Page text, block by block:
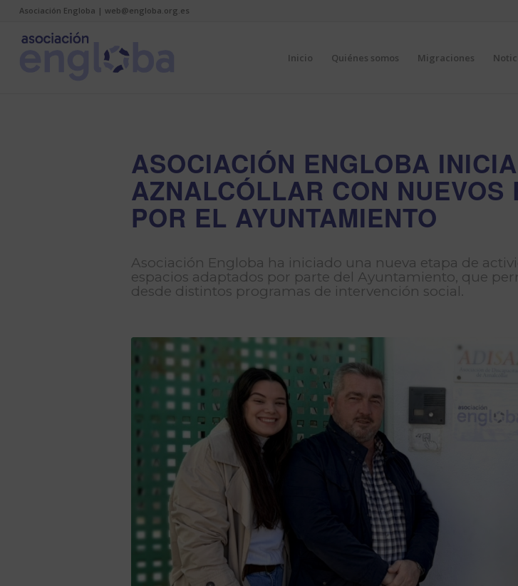
Asociación Engloba | web@engloba.org.es
Inicio Quiénes somos Migraciones
ASOCIACIÓN ENGLOBA
AZNALCÓLLAR CON NUEVOS
POR EL AYUNTAMIENTO
Asociación Engloba ha iniciado una nueva etapa de
espacios adaptados por parte del Ayuntamiento, que
desde distintos programas de intervención social.